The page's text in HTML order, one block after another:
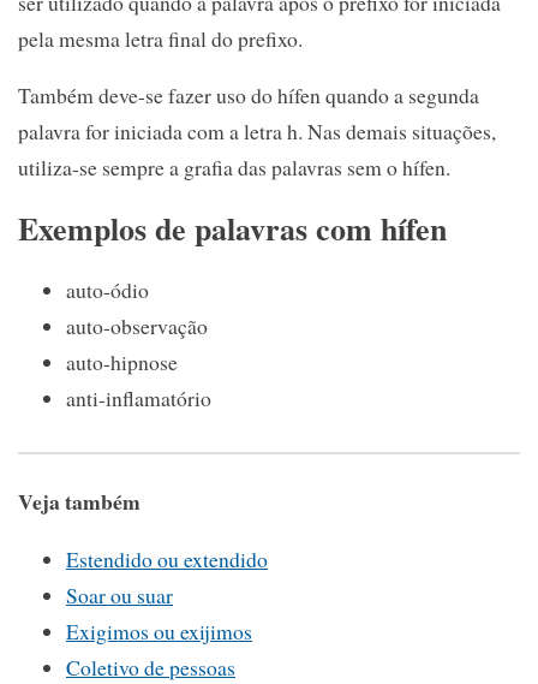
pela mesma letra final do prefixo.
Também deve-se fazer uso do hífen quando a segunda
palavra for iniciada com a letra h. Nas demais situações,
utiliza-se sempre a grafia das palavras sem o hífen.
Exemplos de palavras com hífen
auto-ódio
auto-observação
auto-hipnose
anti-inflamatório
Veja também
Estendido ou extendido
Soar ou suar
Exigimos ou exijimos
Coletivo de pessoas